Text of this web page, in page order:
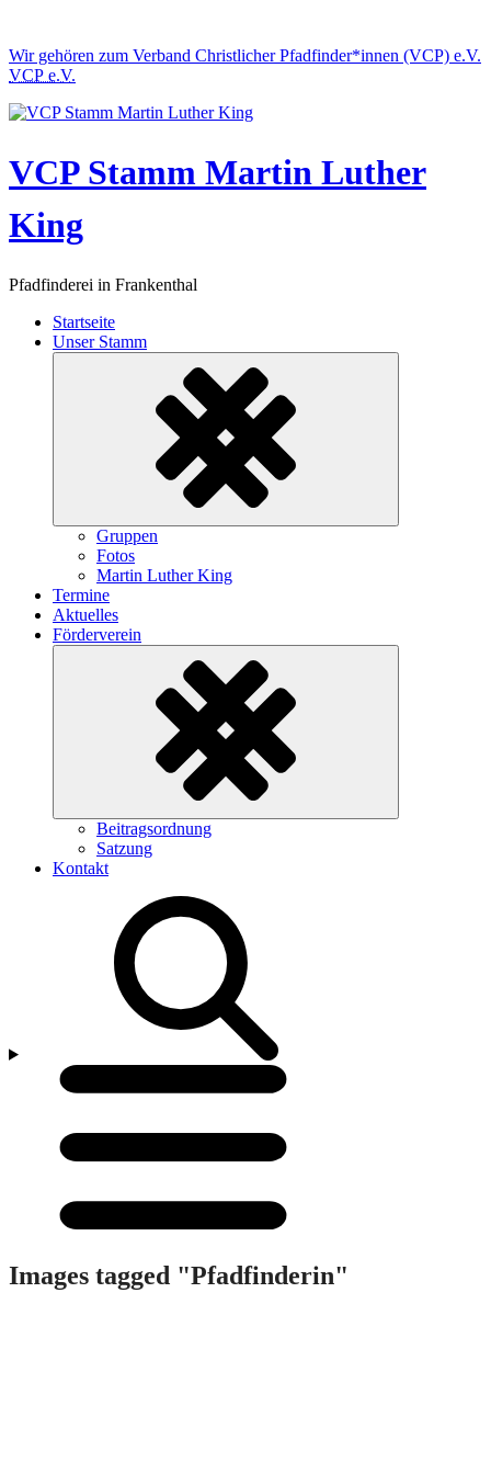
content
Wir gehören zum Verband Christlicher Pfadfinder*innen (VCP) e.V.
VCP e.V.
VCP Stamm Martin Luther
King
Pfadfinderei in Frankenthal
Startseite
Unser Stamm
Untermenü
Gruppen
Fotos
Martin Luther King
Termine
Aktuelles
Förderverein
Untermenü
Beitragsordnung
Satzung
Kontakt
Images tagged "Pfadfinderin"